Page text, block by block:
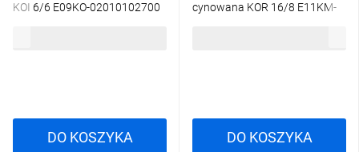
KOI 6/6 E09KO-02010102700
DO KOSZYKA
cynowana KOR 16/8 E11KM-
DO KOSZYKA